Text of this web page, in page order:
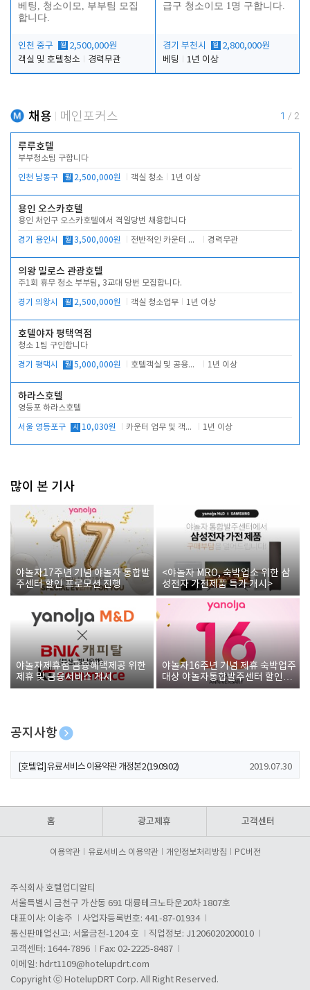
베팅, 청소이모, 부부팀 모집
합니다.
인천 중구 월 2,500,000원
객실 및 호텔청소
경력무관
급구 청소이모 1명 구합니다.
경기 부천시 월 2,800,000원
베팅
1년 이상
채용 메인포커스 1 / 2
루루호텔
부부청소팀 구합니다
인천 남동구 월 2,500,000원 객실 청소 1년 이상
용인 오스카호텔
용인 처인구 오스카호텔에서 격일당번 채용합니다
경기 용인시 월 3,500,000원 전반적인 카운터 업무 경력무관
의왕 밀로스 관광호텔
주1회 휴무 청소 부부팀, 3교대 당번 모집합니다.
경기 의왕시 월 2,500,000원 객실 청소업무 1년 이상
호텔야자 평택역점
청소 1팀 구인합니다
경기 평택시 월 5,000,000원 호텔객실 및 공용시설 청소 관리 1년 이상
하라스호텔
영등포 하라스호텔
서울 영등포구 시 10,030원 카운터 업무 및 객실관리(청소상태 확인, 객실판매) 1년 이상
많이 본 기사
야놀자17주년 기념 야놀자 통합발
주센터 할인 프로모션 진행
<야놀자 MRO, 숙박업소 위한 삼
성전자 가전제품 특가 개시>
야놀자제휴점 금융혜택제공 위한
제휴 및 금융서비스 게시
야놀자16주년 기념 제휴 숙박업주
대상 야놀자통합발주센터 할인쿠
폰 증정
공지사항
[호텔업] 개인정보 처리방침 개정본1 (19.09.02)
[호텔업] 유료서비스 이용약관 개정본2 (19.09.02) 2019.07.30
홈 광고제휴 고객센터
이용약관 유료서비스 이용약관 개인정보처리방침 PC버전
주식회사 호텔업디알티
서울특별시 금천구 가산동 691 대륭테크노타운20차 1807호
대표이사: 이송주
사업자등록번호: 441-87-01934
통신판매업신고: 서울금천-1204 호
직업정보: J1206020200010
고객센터: 1644-7896
Fax: 02-2225-8487
이메일: hdrt1109@hotelupdrt.com
Copyright ⓒ HotelupDRT Corp. All Right Reserved.